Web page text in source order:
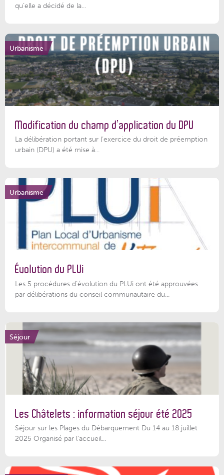
qu’elle a décidé de la...
Urbanisme
Modification du champ d’application du DPU
La délibération portant sur l’exercice du droit de préemption
urbain (DPU) a été mise à...
Urbanisme
Évolution du PLUi
Les 5 procédures d’évolution du PLUi ont été approuvées
par délibérations du conseil communautaire du...
Séjour
Les Châtelets : information séjour été 2025
Séjour sur les Plages du Débarquement Du 14 au 18 juillet
2025 Organisé par l’accueil...